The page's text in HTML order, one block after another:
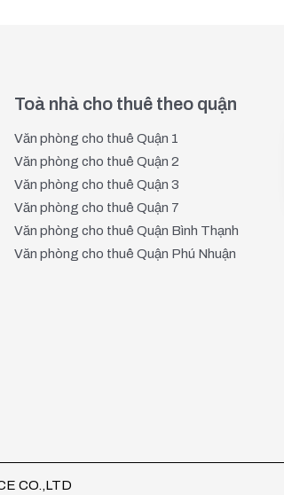
– đều là khu
Toà nhà cho thuê theo quận
Văn phòng cho thuê Quận 1
Văn phòng cho thuê Quận 2
Văn phòng cho thuê Quận 3
Văn phòng cho thuê Quận 7
Văn phòng cho thuê Quận Bình Thạnh
Văn phòng cho thuê Quận Phú Nhuận
CO.,LTD